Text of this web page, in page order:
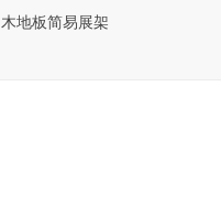
木地板简易展架